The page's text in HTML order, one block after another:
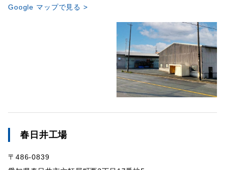
Google マップで見る >
春日井工場
〒486-0839